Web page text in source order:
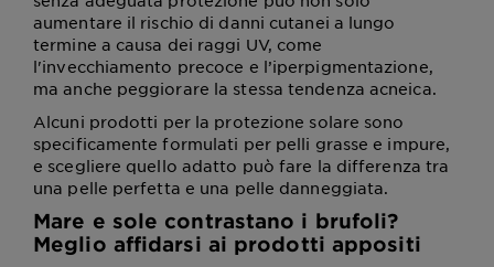
aumentare il rischio di danni cutanei a lungo
termine a causa dei raggi UV, come
l'invecchiamento precoce e l’iperpigmentazione,
ma anche peggiorare la stessa tendenza acneica.
Alcuni prodotti per la protezione solare sono
specificamente formulati per pelli grasse e impure,
e scegliere quello adatto può fare la differenza tra
una pelle perfetta e una pelle danneggiata.
Mare e sole contrastano i brufoli?
Meglio affidarsi ai prodotti appositi